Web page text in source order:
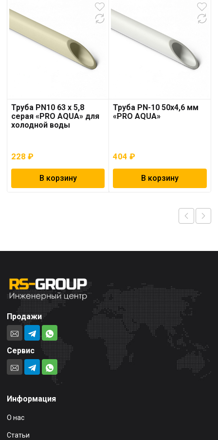
Труба PN10 63 x 5,8
серая «PRO AQUA» для
холодной воды
228 ₽
В корзину
Труба PN-10 50х4,6 мм
«PRO AQUA»
404₽
В корзину
Продажи
Сервис
Информация
О нас
Статьи